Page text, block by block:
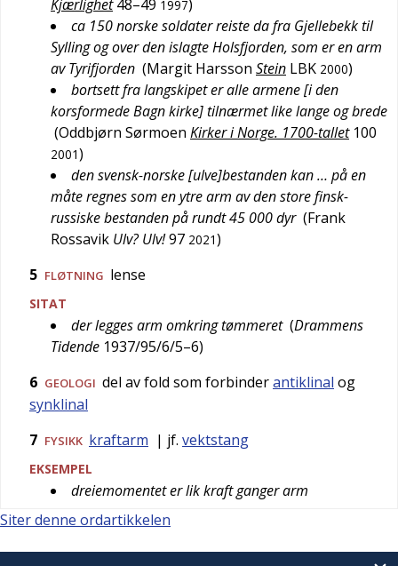
Kjærlighet 48–49 1997)
ca 150 norske soldater reiste da fra Gjellebekk til
Sylling og over den islagte Holsfjorden, som er en arm
av Tyrifjorden (Margit Harsson Stein LBK 2000)
bortsett fra langskipet er alle armene [i den
korsformede Bagn kirke] tilnærmet like lange og brede
(Oddbjørn Sørmoen Kirker i Norge. 1700-tallet 100
2001)
den svensk-norske [ulve]bestanden kan … på en
måte regnes som en ytre arm av den store finsk-
russiske bestanden på rundt 45 000 dyr (Frank
Rossavik Ulv? Ulv!97 2021)
5 FLØTNING lense
SITAT
der legges arm omkring tømmeret (Drammens
Tidende 1937/95/6/5–6)
6 GEOLOGI del av fold som forbinderantiklinal og
synklinal
7 FYSIKK kraftarm | jf. vektstang
EKSEMPEL
dreiemomentet er lik kraft ganger arm
Siter denne ordartikkelen